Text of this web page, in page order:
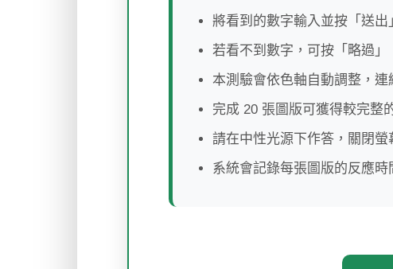
將看到的數字輸入並按「送出」
若看不到數字，可按「略過」
本測驗會依色軸自動調整，
完成 20 張圖版可獲得較完整
請在中性光源下作答，關閉
系統會記錄每張圖版的反應時